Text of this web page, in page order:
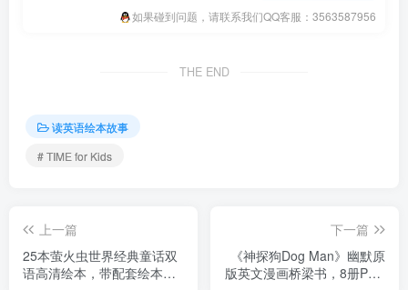
如果碰到问题，请联系我们QQ客服：3563587956
THE END
读英语绘本故事
# TIME for Kids
上一篇
25本萤火虫世界经典童话双
语高清绘本，带配套绘本音
下一篇
《神探狗Dog Man》幽默原
版英文漫画桥梁书，8册PDF